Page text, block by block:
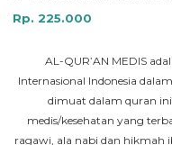
Rp. 225.000
AL-QUR’AN MEDIS
Internasional Indonesia
dimuat dalam quran
medis/kesehatan yang
ragawi, ala nabi dan hikmah